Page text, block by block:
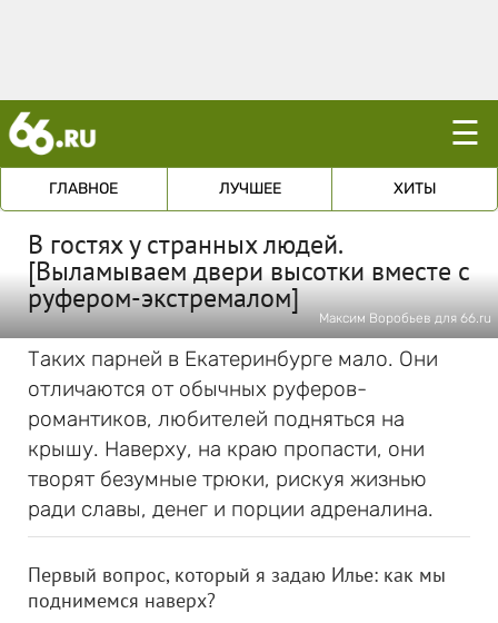
☰
ГЛАВНОЕ ЛУЧШЕЕ ХИТЫ
В гостях у странных людей.
[Выламываем двери высотки вместе с
руфером-экстремалом]
Максим Воробьев для 66.ru
Таких парней в Екатеринбурге мало. Они
отличаются от обычных руферов-
романтиков, любителей подняться на
крышу. Наверху, на краю пропасти, они
творят безумные трюки, рискуя жизнью
ради славы, денег и порции адреналина.
Первый вопрос, который я задаю Илье: как мы
поднимемся наверх?